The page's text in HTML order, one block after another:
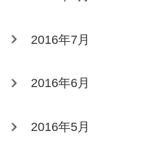
2016年7月
2016年6月
2016年5月